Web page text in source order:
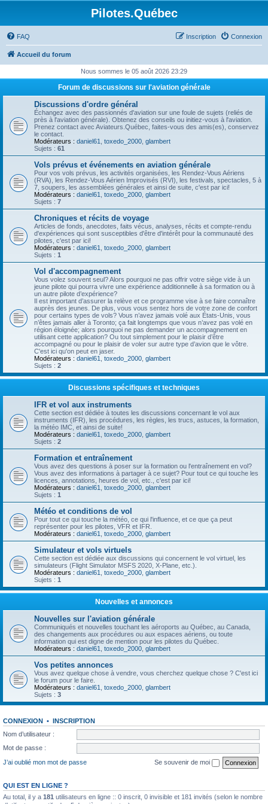
Pilotes.Québec
FAQ Connexion
Inscription
Accueil du forum
Nous sommes le 05 août 2026 23:29
Forum de discussions sur l'aviation générale
Discussions d'ordre général
Échangez avec des passionnés d'aviation sur une foule de sujets (reliés de
près à l'aviation générale). Obtenez des conseils ou initiez-vous à l'aviation.
Prenez contact avec Aviateurs.Québec, faites-vous des amis(es), conservez
le contact.
Modérateurs : daniel61 toxedo_2000 glambert
Sujets : 61
Vols prévus et événements en aviation générale
Pour vos vols prévus, les activités organisées, les Rendez-Vous Aériens
(RVA), les Rendez-Vous Aérien Improvisés (RVI), les festivals, spectacles, 5 à
7, soupers, les assemblées générales et ainsi de suite, c'est par ici!
Modérateurs : daniel61 toxedo_2000 glambert
Sujets : 7
Chroniques et récits de voyage
Articles de fonds, anecdotes, faits vécus, analyses, récits et compte-rendu
d'expériences qui sont susceptibles d'être d'intérêt pour la communauté des
pilotes, c'est par ici!
Modérateurs : daniel61 toxedo_2000 glambert
Sujets : 1
Vol d'accompagnement
Vous volez souvent seul? Alors pourquoi ne pas offrir votre siège vide à un
jeune pilote qui pourra vivre une expérience additionnelle à sa formation ou à
un autre pilote d’expérience?
Il est important d’assurer la relève et ce programme vise à se faire connaître
auprès des jeunes. De plus, vous vous sentez hors de votre zone de confort
pour certains types de vols? Vous n’avez jamais volé aux États-Unis, vous
n’êtes jamais aller à Toronto; ça fait longtemps que vous n’avez pas volé en
région éloignée; alors pourquoi ne pas demander un accompagnement en
utilisant cette application? Ou tout simplement pour le plaisir d’être
accompagné ou pour le plaisir de voler sur autre type d’avion que le vôtre.
C'est ici qu'on peut en jaser.
Modérateurs : daniel61 toxedo_2000 glambert
Sujets : 2
Discussions spécifiques et techniques
IFR et vol aux instruments
Cette section est dédiée à toutes les discussions concernant le vol aux
instruments (IFR), les procédures, les règles, les trucs, astuces, la formation,
la météo IMC, et ainsi de suite!
Modérateurs : daniel61 toxedo_2000 glambert
Sujets : 2
Formation et entraînement
Vous avez des questions à poser sur la formation ou l'entraînement en vol?
Vous avez des informations à partager à ce sujet? Pour tout ce qui touche les
licences, annotations, heures de vol, etc., c'est par ici!
Modérateurs : daniel61 toxedo_2000 glambert
Sujets : 1
Météo et conditions de vol
Pour tout ce qui touche la météo, ce qui l'influence, et ce que ça peut
représenter pour les pilotes, VFR et IFR.
Modérateurs : daniel61 toxedo_2000 glambert
Simulateur et vols virtuels
Cette section est dédiée aux discussions qui concernent le vol virtuel, les
simulateurs (Flight Simulator MSFS 2020, X-Plane, etc.).
Modérateurs : daniel61 toxedo_2000 glambert
Sujets : 1
Nouvelles et annonces
Nouvelles sur l'aviation générale
Communiqués et nouvelles touchant les aéroports au Québec, au Canada,
des changements aux procédures ou aux espaces aériens, ou toute
information qui est digne de mention pour les pilotes du Québec.
Modérateurs : daniel61 toxedo_2000 glambert
Vos petites annonces
Vous avez quelque chose à vendre, vous cherchez quelque chose ? C'est ici
le forum pour le faire.
Modérateurs : daniel61 toxedo_2000 glambert
Sujets : 3
CONNEXION • INSCRIPTION
Nom d’utilisateur :
Mot de passe :
J’ai oublié mon mot de passe
Se souvenir de moi
QUI EST EN LIGNE ?
Au total, il y a 181 utilisateurs en ligne :: 0 inscrit, 0 invisible et 181 invités (selon le nombre